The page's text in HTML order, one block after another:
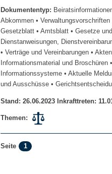
Dokumententyp:
Abkommen • Verwaltungsvorschriften
Gesetzblatt • Amtsblatt • Gesetze
Dienstanweisungen,
• Verträge und Vereinbarungen •
Informationsmaterial und Broschüren
Informationssysteme • Aktuelle
und Ausschüsse •
Stand: 26.06.2023 Inkrafttreten:
Themen:
Seite 1